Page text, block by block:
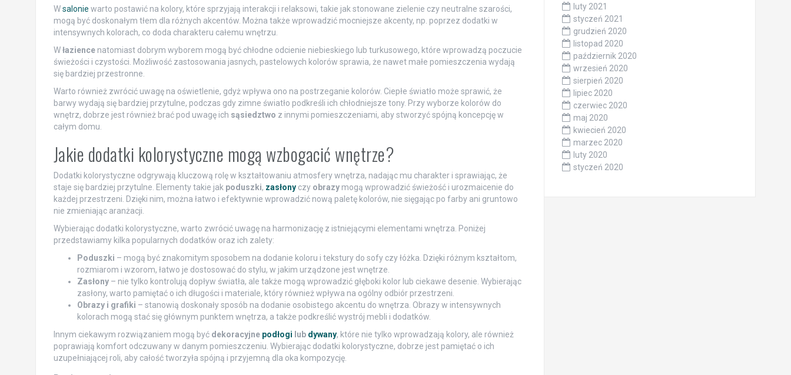
Wsalonie warto postawić na kolory, które sprzyjają interakcji i relaksowi, takie jak stonowane zielenie czy neutralne szarości,
mogą być doskonałym tłem dla różnych akcentów. Można także wprowadzić mocniejsze akcenty, np. poprzez dodatki w
intensywnych kolorach, co doda charakteru całemu wnętrzu.
Właziencenatomiast dobrym wyborem mogą być chłodne odcienie niebieskiego lub turkusowego, które wprowadzą poczucie
świeżości i czystości. Możliwość zastosowania jasnych, pastelowych kolorów sprawia, że nawet małe pomieszczenia wydają
się bardziej przestronne.
Warto również zwrócić uwagę na oświetlenie, gdyż wpływa ono na postrzeganie kolorów. Ciepłe światło może sprawić, że
barwy wydają się bardziej przytulne, podczas gdy zimne światło podkreśli ich chłodniejsze tony. Przy wyborze kolorów do
wnętrz, dobrze jest również brać pod uwagę ich sąsiedztwo z innymi pomieszczeniami, aby stworzyć spójną koncepcję w
całym domu.
Jakie dodatki kolorystyczne mogą wzbogacić wnętrze?
Dodatki kolorystyczne odgrywają kluczową rolę w kształtowaniu atmosfery wnętrza, nadając mu charakter i sprawiając, że
staje się bardziej przytulne. Elementy takie jak poduszki, zasłonyczy obrazymogą wprowadzić świeżość i urozmaicenie do
każdej przestrzeni. Dzięki nim, można łatwo i efektywnie wprowadzić nową paletę kolorów, nie sięgając po farby ani gruntowo
nie zmieniając aranżacji.
Wybierając dodatki kolorystyczne, warto zwrócić uwagę na harmonizację z istniejącymi elementami wnętrza. Poniżej
przedstawiamy kilka popularnych dodatków oraz ich zalety:
Poduszki – mogą być znakomitym sposobem na dodanie koloru i tekstury do sofy czy łóżka. Dzięki różnym kształtom,
rozmiarom i wzorom, łatwo je dostosować do stylu, w jakim urządzone jest wnętrze.
Zasłony– nie tylko kontrolują dopływ światła, ale także mogą wprowadzić głęboki kolor lub ciekawe desenie. Wybierając
zasłony, warto pamiętać o ich długości i materiale, który również wpływa na ogólny odbiór przestrzeni.
Obrazy i grafiki – stanowią doskonały sposób na dodanie osobistego akcentu do wnętrza. Obrazy w intensywnych
kolorach mogą stać się głównym punktem wnętrza, a także podkreślić wystrój mebli i dodatków.
Innym ciekawym rozwiązaniem mogą być dekoracyjne podłogi lub dywany, które nie tylko wprowadzają kolory, ale również
poprawiają komfort odczuwany w danym pomieszczeniu. Wybierając dodatki kolorystyczne, dobrze jest pamiętać o ich
uzupełniającej roli, aby całość tworzyła spójną i przyjemną dla oka kompozycję.
luty 2021
styczeń 2021
grudzień 2020
listopad 2020
październik 2020
wrzesień 2020
sierpień 2020
lipiec 2020
czerwiec 2020
maj 2020
kwiecień 2020
marzec 2020
luty 2020
styczeń 2020